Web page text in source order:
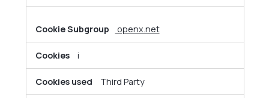
openx.net
i
Third Party